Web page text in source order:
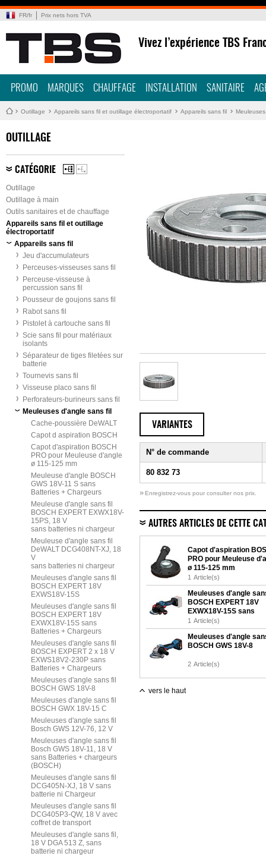
FR/fr Prix nets hors TVA
Vivez l’expérience TBS
PROMO MARQUES CHAUFFAGE INSTALLATION SANITAIRE
Outillage Appareils sans fil et outillage électroportatif Appareils sans fil
OUTILLAGE
CATÉGORIE
Outillage
Outillage à main
Outils sanitaires et de chauffage
Appareils sans fil et outillage
électroportatif
Appareils sans fil
Jeu d'accumulateurs
Perceuses-visseuses sans fil
Perceuse-visseuse à
percussion sans fil
Pousseur de goujons sans fil
Rabot sans fil
Pistolet à cartouche sans fil
Scie sans fil pour matériaux
isolants
Séparateur de tiges filetées sur
batterie
Tournevis sans fil
Visseuse placo sans fil
Perforateurs-burineurs sans fil
Meuleuses d'angle sans fil
Cache-poussière DeWALT
Capot d aspiration BOSCH
Capot d'aspiration BOSCH
PRO pour Meuleuse d'angle
ø 115-125 mm
Meuleuse d'angle BOSCH
GWS 18V-11 S sans
Batteries + Chargeurs
Meuleuse d'angle sans fil
BOSCH EXPERT EXWX18V-
15PS, 18 V
sans batteries ni chargeur
Meuleuse d'angle sans fil
DeWALT DCG408NT-XJ, 18
V
sans batteries ni chargeur
Meuleuses d'angle sans fil
BOSCH EXPERT 18V
EXWS18V-15S
Meuleuses d'angle sans fil
BOSCH EXPERT 18V
EXWX18V-15S sans
Batteries + Chargeurs
Meuleuses d'angle sans fil
BOSCH EXPERT 2 x 18 V
EXWS18V2-230P sans
Batteries + Chargeurs
Meuleuses d'angle sans fil
BOSCH GWS 18V-8
Meuleuses d'angle sans fil
BOSCH GWX 18V-15 C
Meuleuses d'angle sans fil
Bosch GWS 12V-76, 12 V
Meuleuses d'angle sans fil
Bosch GWS 18V-11, 18 V
sans Batteries + chargeurs
(BOSCH)
Meuleuses d'angle sans fil
DCG405N-XJ, 18 V sans
batterie ni Chargeur
Meuleuses d'angle sans fil
DCG405P3-QW, 18 V avec
coffret de transport
Meuleuses d'angle sans fil,
18 V DGA 513 Z, sans
batterie ni chargeur
VARIANTES
N° de commande
80 832 73
» Enregistrez-vous pour consulter nos prix.
AUTRES ARTICLES DE CETTE
Capot d'aspiration
PRO pour Meuleuse
ø 115-125 mm
1 Article(s)
Meuleuses d'angle
BOSCH EXPERT 18V
EXWX18V-15S sans
Batteries + Chargeurs
1 Article(s)
Meuleuses d'angle
BOSCH GWS 18V-8
2 Article(s)
vers le haut